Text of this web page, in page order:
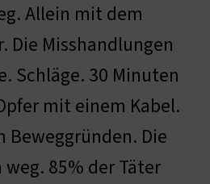
Allein mit dem
Die Misshandlungen
Schläge. 30 Minuten
mit einem Kabel.
Beweggründen. Die
85% der Täter